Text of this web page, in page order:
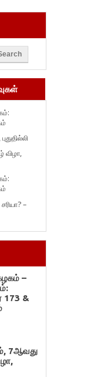
விழா,
–
–
173 &
7ஆவது